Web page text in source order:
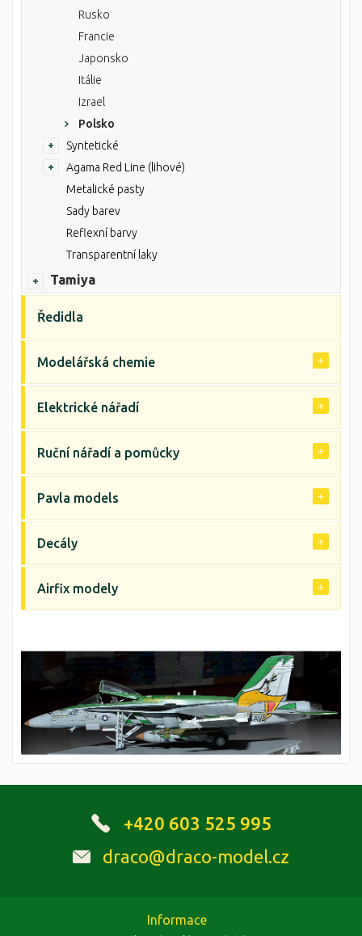
Rusko
Francie
Japonsko
Itálie
Izrael
Polsko
Syntetické
Agama Red Line (lihové)
Metalické pasty
Sady barev
Reflexní barvy
Transparentní laky
Tamiya
Ředidla
Modelářská chemie
Elektrické nářadí
Ruční nářadí a pomůcky
Pavla models
Decály
Airfix modely
+420 603 525 995
draco@draco-model.cz
Informace